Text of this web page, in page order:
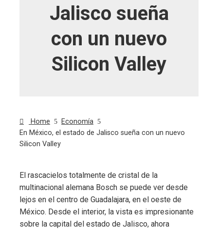
Jalisco sueña
con un nuevo
Silicon Valley
Home
Economía
En México, el estado de Jalisco sueña con un nuevo
Silicon Valley
El rascacielos totalmente de cristal de la
multinacional alemana Bosch se puede ver desde
lejos en el centro de Guadalajara, en el oeste de
México. Desde el interior, la vista es impresionante
sobre la capital del estado de Jalisco, ahora